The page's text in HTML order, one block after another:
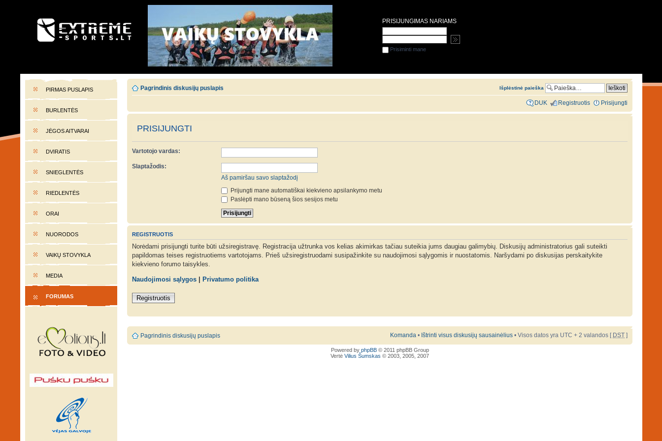
EXTREME-SPORTS.LT
PIRMAS PUSLAPIS
BURLENTĖS
JĖGOS AITVARAI
DVIRATIS
SNIEGLENTĖS
RIEDLENTĖS
ORAI
NUORODOS
VAIKŲ STOVYKLA
MEDIA
FORUMAS
Pagrindinis diskusijų puslapis Išplėstinė paieška
DUK Registruotis Prisijungti
PRISIJUNGTI
Vartotojo vardas:
Slaptažodis:
Aš pamiršau savo slaptažodį
Prijungti mane automatiškai kiekvieno apsilankymo metu
Paslėpti mano būseną šios sesijos metu
REGISTRUOTIS
Norėdami prisijungti turite būti užsiregistravę. Registracija užtrunka vos kelias akimirkas tačiau suteikia jums daugiau galimybių. Diskusijų administratorius gali suteikti
papildomas teises registruotiems vartotojams. Prieš užsiregistruodami susipažinkite su naudojimosi sąlygomis ir nuostatomis. Naršydami po diskusijas perskaitykite
kiekvieno forumo taisykles.
Naudojimosi sąlygos Privatumo politika
Registruotis
Pagrindinis diskusijų puslapis Komanda • Ištrinti visus diskusijų sausainėlius • Visos datos yra UTC + 2 valandos [ DST ]
Powered by phpBB© 2011 phpBB Group
Vertė Vilius Šumskas © 2003, 2005, 2007
PRISIJUNGIMAS NARIAMS
Prisiminti mane